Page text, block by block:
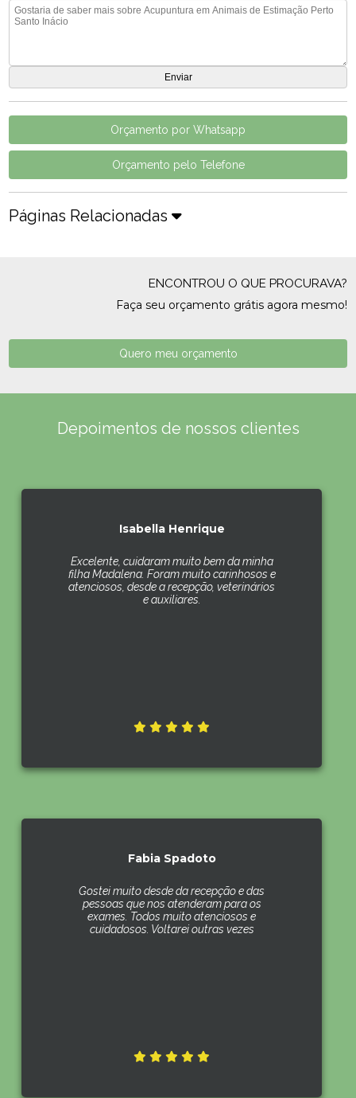
Orçamento por Whatsapp
Orçamento pelo Telefone
Páginas Relacionadas
ENCONTROU O QUE PROCURAVA?
Faça seu orçamento grátis agora mesmo!
Quero meu orçamento
Depoimentos de nossos clientes
Isabella Henrique
Excelente, cuidaram muito bem da minha
filha Madalena. Foram muito carinhosos e
atenciosos, desde a recepção, veterinários
e auxiliares.
Fabia Spadoto
Gostei muito desde da recepção e das
pessoas que nos atenderam para os
exames. Todos muito atenciosos e
cuidadosos. Voltarei outras vezes